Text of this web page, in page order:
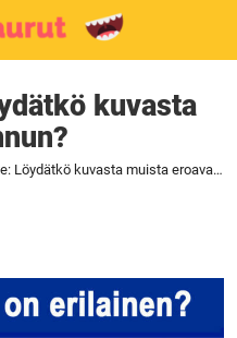
kuvasta
Päivän haaste: Löydätkö kuvasta muista eroavan linnun?